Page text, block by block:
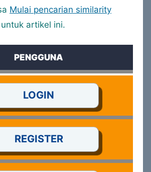
Mulai pencarian similarity
artikel ini.
PENGGUNA
LOGIN
REGISTER